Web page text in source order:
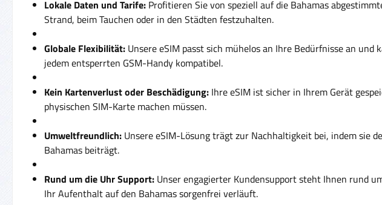
Lokale Daten und Tarife: Profitieren Sie von speziell auf die Bahamas
Strand, beim Tauchen oder in den Städten festzuhalten.
Globale Flexibilität: Unsere eSIM passt sich mühelos an Ihre Bedürfnisse an
jedem entsperrten GSM-Handy kompatibel.
Kein Kartenverlust oder Beschädigung: Ihre eSIM ist sicher in Ihrem Gerät
physischen SIM-Karte machen müssen.
Umweltfreundlich: Unsere eSIM-Lösung trägt zur Nachhaltigkeit bei, indem sie
Bahamas beiträgt.
Rund um die Uhr Support: Unser engagierter Kundensupport steht Ihnen rund
Ihr Aufenthalt auf den Bahamas sorgenfrei verläuft.